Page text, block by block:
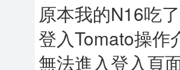
原本我的N16吃
登入Tomato操作
無法進入登入頁